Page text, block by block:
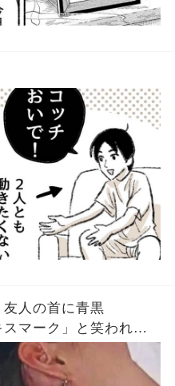
人の首に青黒
マーク」と笑われた
を確認した